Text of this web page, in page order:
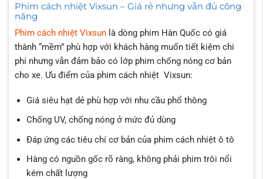
Phim cách nhiệt Vixsun – Giá rẻ nhưng vẫn đủ công
năng
Phim cách nhiệt Vixsunlà dòng phim Hàn Quốc có giá
thành “mềm” phù hợp với khách hàng muốn tiết kiệm chi
phí nhưng vẫn đảm bảo có lớp phim chống nóng cơ bản
cho xe. Ưu điểm của phim cách nhiệt Vixsun:
Giá siêu hạt dẻ phù hợp với nhu cầu phổ thông
Chống UV, chống nóng ở mức đủ dùng
Đáp ứng các tiêu chí cơ bản của phim cách nhiệt ô tô
Hàng có nguồn gốc rõ ràng, không phải phim trôi nổi
kém chất lượng